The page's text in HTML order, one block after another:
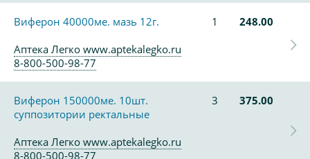
Виферон 40000ме. мазь 12г. 1
248.00
Аптека Легко www.aptekalegko.ru
8-800-500-98-77
Виферон 150000ме. 10шт.
суппозитории ректальные
3 375.00
Аптека Легко www.aptekalegko.ru
8-800-500-98-77